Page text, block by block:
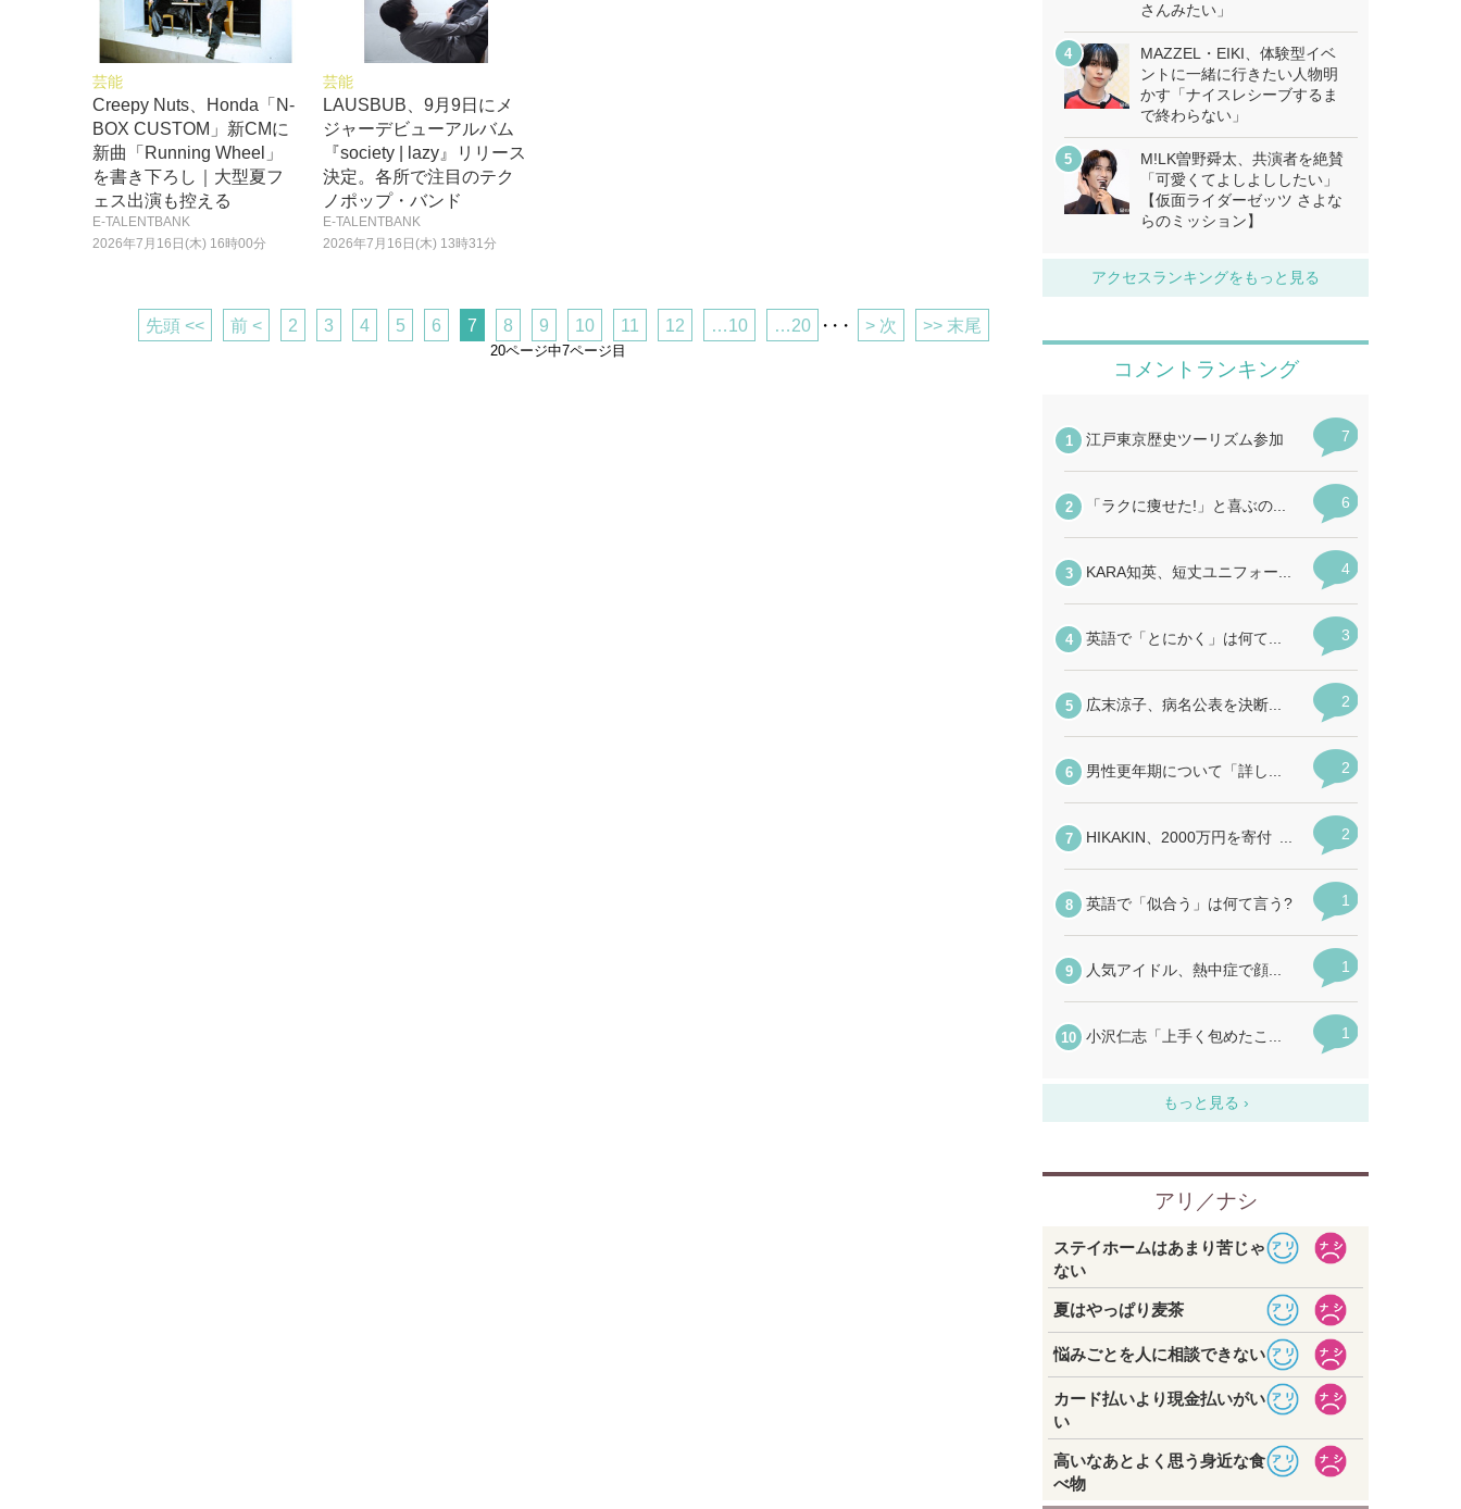
芸能
Creepy Nuts、Honda「N-
BOX CUSTOM」新CMに
新曲「Running Wheel」
を書き下ろし｜大型夏フ
ェス出演も控える
E-TALENTBANK
2026年7月16日(木) 16時00分
芸能
LAUSBUB、9月9日にメ
ジャーデビューアルバム
『society | lazy』リリース
決定。各所で注目のテク
ノポップ・バンド
E-TALENTBANK
2026年7月16日(木) 13時31分
先頭 << 前 < 2 3 4 5 6 7 8 9 10 11 12 …10 …20 ・・・ > 次 >> 末尾
20ページ中7ページ目
さんみたい」
MAZZEL・EIKI、体験型イベ
ントに一緒に行きたい人物明
かす「ナイスレシーブするま
で終わらない」
M!LK曽野舜太、共演者を絶賛
「可愛くてよしよししたい」
【仮面ライダーゼッツ さよな
らのミッション】
アクセスランキングをもっと見る